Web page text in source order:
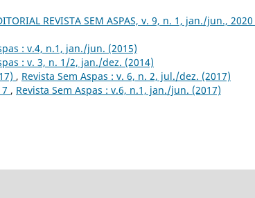
REVISTA SEM ASPAS, v. 9, n. 1, jan./jun., 2020
: v.4, n.1, jan./jun. (2015)
: v. 3, n. 1/2, jan./dez. (2014)
, Revista Sem Aspas : v. 6, n. 2, jul./dez. (2017)
, Revista Sem Aspas : v.6, n.1, jan./jun. (2017)